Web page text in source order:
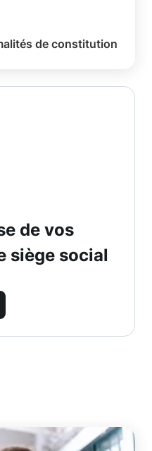
de constitution
de vos
siège social